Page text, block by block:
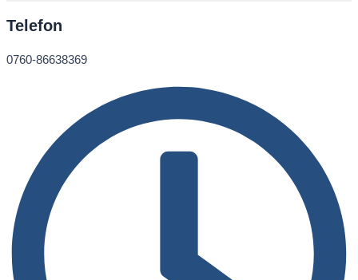
Telefon
0760-86638369